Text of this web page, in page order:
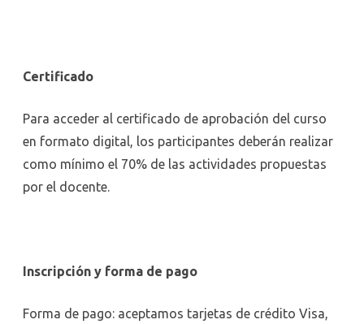
Certificado
Para acceder al certificado de aprobación del curso
en formato digital, los participantes deberán realizar
como mínimo el 70% de las actividades propuestas
por el docente.
Inscripción y forma de pago
Forma de pago: aceptamos tarjetas de crédito Visa,